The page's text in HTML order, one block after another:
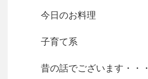
今日のお料理
子育て系
昔の話でございます・・・